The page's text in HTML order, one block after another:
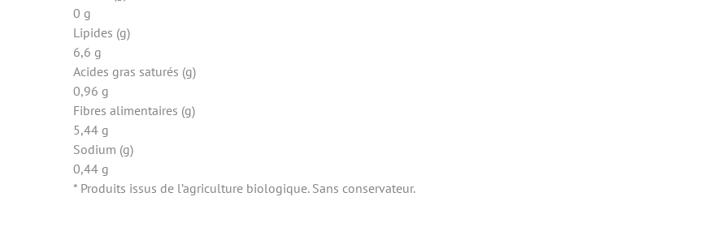
0 g
Lipides (g)
6,6 g
Acides gras saturés (g)
0,96 g
Fibres alimentaires (g)
5,44 g
Sodium (g)
0,44 g
* Produits issus de l’agriculture biologique. Sans conservateur.